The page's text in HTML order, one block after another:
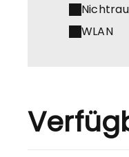
WLAN